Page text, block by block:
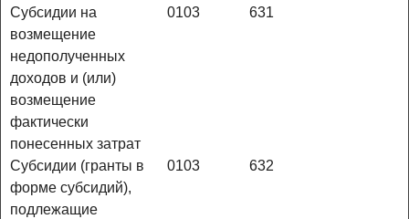
Субсидии на
возмещение
недополученных
доходов и (или)
возмещение
фактически
понесенных затрат
0103 631
Субсидии (гранты в
форме субсидий),
подлежащие
0103 632